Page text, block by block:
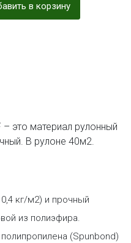
в корзину
– это материал рулонный
В рулоне 40м2.
0,4 кг/м2) и прочный
из полиэфира.
(Spunbond)